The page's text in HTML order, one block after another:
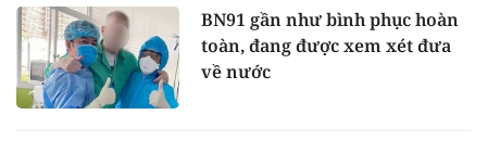
BN91 gần như bình phục hoàn
toàn, đang được xem xét đưa
về nước